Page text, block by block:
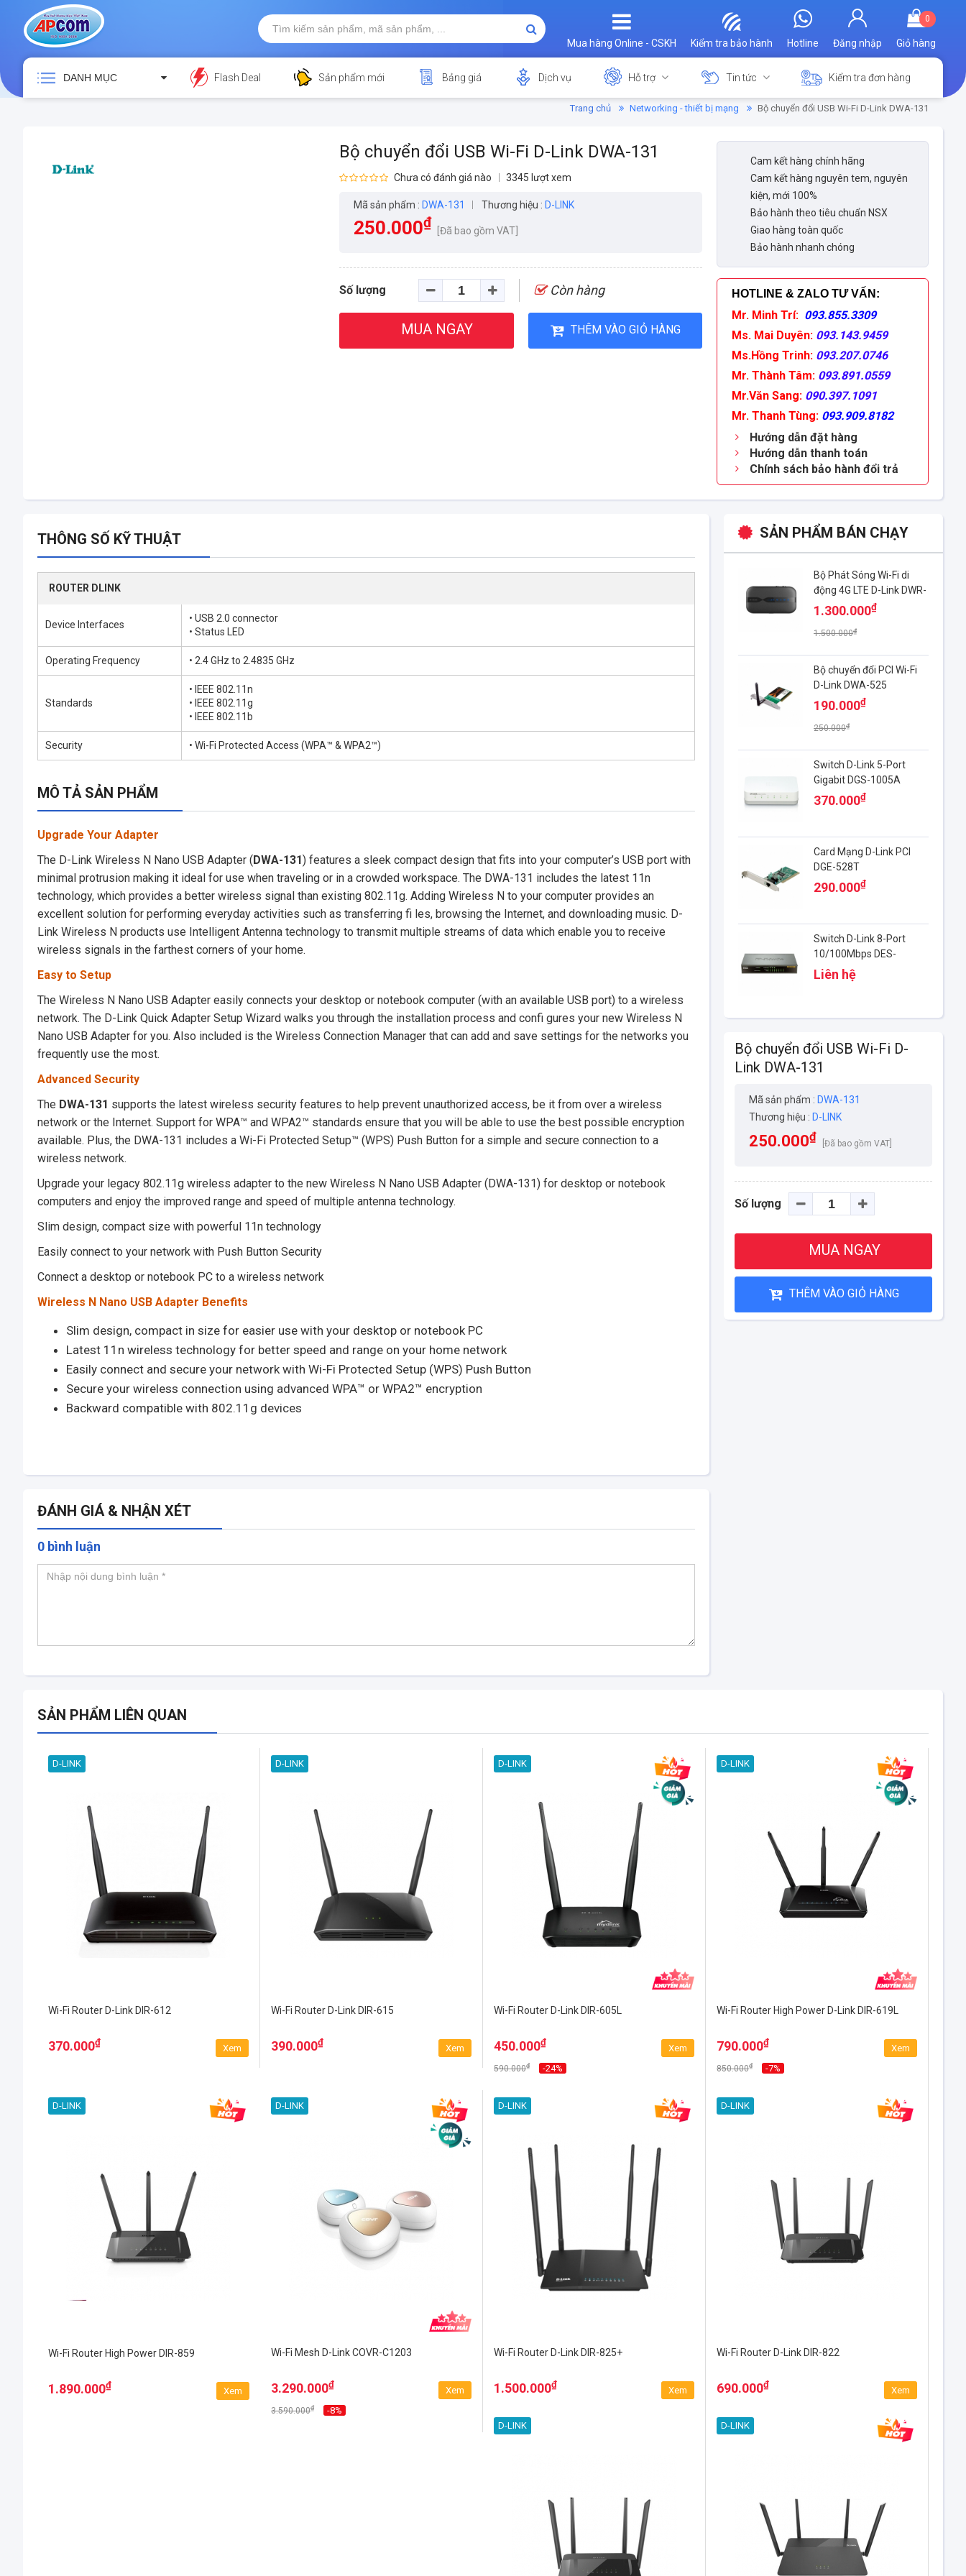
0
Giỏ hàng
Đăng nhập
Hotline
Kiểm tra bảo hành
Mua hàng Online - CSKH
DANH MỤC Flash Deal Sản phẩm mới Bảng giá Dịch vụ Hỗ trợ Tin tức Kiểm tra đơn hàng
Trang chủ Networking - thiết bị mạng Bộ chuyển đổi USB Wi-Fi D-Link DWA-131
Bộ chuyển đổi USB Wi-Fi D-Link DWA-131
Chưa có đánh giá nào 3345 lượt xem
Mã sản phẩm : DWA-131 Thương hiệu : D-LINK
250.000₫ [Đã bao gồm VAT]
Số lượng Còn hàng
MUA NGAY THÊM VÀO GIỎ HÀNG
Cam kết hàng chính hãng
Cam kết hàng nguyên tem, nguyên
kiện, mới 100%
Bảo hành theo tiêu chuẩn NSX
Giao hàng toàn quốc
Bảo hành nhanh chóng
HOTLINE & ZALO TƯ VẤN :
Mr. Minh Trí: 093.855.3309
Ms. Mai Duyên: 093.143.9459
Ms.Hồng Trinh: 093.207.0746
Mr. Thành Tâm: 093.891.0559
Mr.Văn Sang: 090.397.1091
Mr. Thanh Tùng: 093.909.8182
Hướng dẫn đặt hàng
Hướng dẫn thanh toán
Chính sách bảo hành đổi trả
THÔNG SỐ KỸ THUẬT
ROUTER DLINK
Device Interfaces
• USB 2.0 connector
• Status LED
Operating Frequency • 2.4 GHz to 2.4835 GHz
Standards
• IEEE 802.11n
• IEEE 802.11g
• IEEE 802.11b
Security • Wi-Fi Protected Access (WPA™ & WPA2™)
MÔ TẢ SẢN PHẨM
Upgrade Your Adapter
The D-Link Wireless N Nano USB Adapter (DWA-131) features a sleek compact design that fits into your computer’s USB port with
minimal protrusion making it ideal for use when traveling or in a crowded workspace. The DWA-131 includes the latest 11n
technology, which provides a better wireless signal than existing 802.11g. Adding Wireless N to your computer provides an
excellent solution for performing everyday activities such as transferring fi les, browsing the Internet, and downloading music. D-
Link Wireless N products use Intelligent Antenna technology to transmit multiple streams of data which enable you to receive
wireless signals in the farthest corners of your home.
Easy to Setup
The Wireless N Nano USB Adapter easily connects your desktop or notebook computer (with an available USB port) to a wireless
network. The D-Link Quick Adapter Setup Wizard walks you through the installation process and confi gures your new Wireless N
Nano USB Adapter for you. Also included is the Wireless Connection Manager that can add and save settings for the networks you
frequently use the most.
Advanced Security
The DWA-131 supports the latest wireless security features to help prevent unauthorized access, be it from over a wireless
network or the Internet. Support for WPA™ and WPA2™ standards ensure that you will be able to use the best possible encryption
available. Plus, the DWA-131 includes a Wi-Fi Protected Setup™ (WPS) Push Button for a simple and secure connection to a
wireless network.
Upgrade your legacy 802.11g wireless adapter to the new Wireless N Nano USB Adapter (DWA-131) for desktop or notebook
computers and enjoy the improved range and speed of multiple antenna technology.
Slim design, compact size with powerful 11n technology
Easily connect to your network with Push Button Security
Connect a desktop or notebook PC to a wireless network
Wireless N Nano USB Adapter Benefits
Slim design, compact in size for easier use with your desktop or notebook PC
Latest 11n wireless technology for better speed and range on your home network
Easily connect and secure your network with Wi-Fi Protected Setup (WPS) Push Button
Secure your wireless connection using advanced WPA™ or WPA2™ encryption
Backward compatible with 802.11g devices
ĐÁNH GIÁ & NHẬN XÉT
0 bình luận
SẢN PHẨM BÁN CHẠY
Bộ Phát Sóng Wi-Fi di
động 4G LTE D-Link DWR-
932C
1.300.000₫
1.500.000₫
Bộ chuyển đổi PCI Wi-Fi
D-Link DWA-525
190.000₫
250.000₫
Switch D-Link 5-Port
Gigabit DGS-1005A
370.000₫
Card Mạng D-Link PCI
DGE-528T
290.000₫
Switch D-Link 8-Port
10/100Mbps DES-
1008PA
Liên hệ
Bộ chuyển đổi USB Wi-Fi D-
Link DWA-131
Mã sản phẩm : DWA-131
Thương hiệu : D-LINK
250.000₫
[Đã bao gồm VAT]
Số lượng
MUA NGAY
THÊM VÀO GIỎ HÀNG
SẢN PHẨM LIÊN QUAN
D-LINK
Wi-Fi Router D-Link DIR-612
370.000₫
Xem
D-LINK
Wi-Fi Router D-Link DIR-615
390.000₫
Xem
D-LINK
Wi-Fi Router D-Link DIR-605L
450.000₫
590.000₫ -24%
Xem
D-LINK
Wi-Fi Router High Power D-Link DIR-619L
790.000₫
850.000₫ -7%
Xem
D-LINK
Wi-Fi Router High Power DIR-859
1.890.000₫
Xem
D-LINK
Wi-Fi Mesh D-Link COVR-C1203
3.290.000₫
3.590.000₫ -8%
Xem
D-LINK
Wi-Fi Router D-Link DIR-825+
1.500.000₫
Xem
D-LINK
Wi-Fi Router D-Link DIR-822
690.000₫
Xem
D-LINK D-LINK